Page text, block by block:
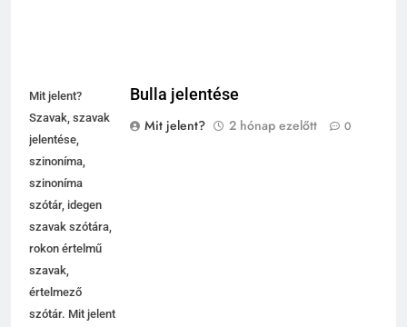
Mit jelent?
Szavak, szavak
jelentése,
szinoníma,
szinoníma
szótár, idegen
szavak szótára,
rokon értelmű
szavak,
értelmező
szótár. Mit jelent
Bulla jelentése
Mit jelent?
2 hónap ezelőtt 0